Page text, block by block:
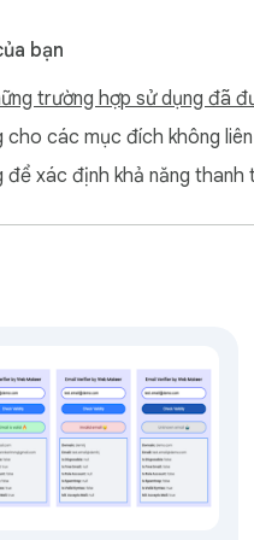
bỏ mọi phỏng đoán.
dịch chính xác.
hàng.
email của chúng tôi
email.
bạn
trường hợp sử dụng đã
các mục đích không
xác định khả năng